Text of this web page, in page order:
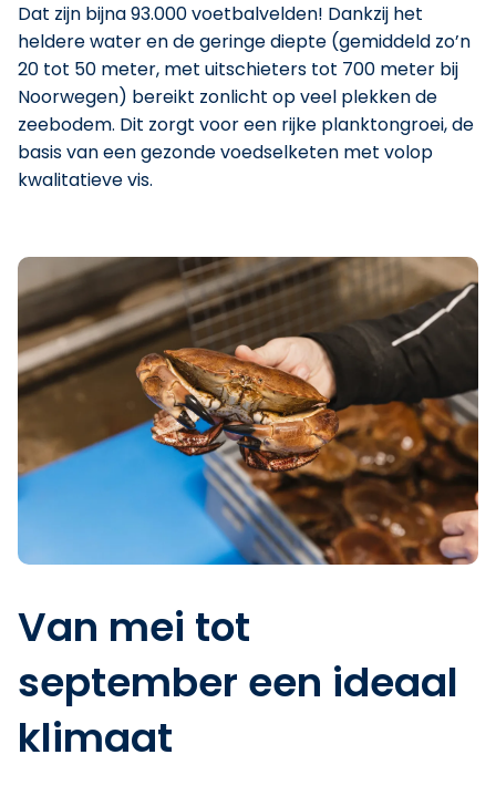
Dat zijn bijna 93.000 voetbalvelden! Dankzij het
heldere water en de geringe diepte (gemiddeld zo’n
20 tot 50 meter, met uitschieters tot 700 meter bij
Noorwegen) bereikt zonlicht op veel plekken de
zeebodem. Dit zorgt voor een rijke planktongroei, de
basis van een gezonde voedselketen met volop
kwalitatieve vis.
Van mei tot
september een ideaal
klimaat